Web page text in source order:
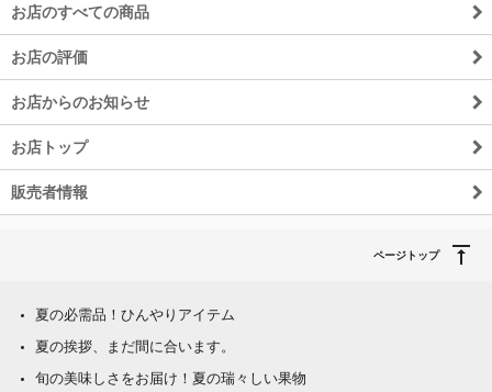
お店のすべての商品
お店の評価
お店からのお知らせ
お店トップ
販売者情報
ページトップ
夏の必需品！ひんやりアイテム
夏の挨拶、まだ間に合います。
旬の美味しさをお届け！夏の瑞々しい果物